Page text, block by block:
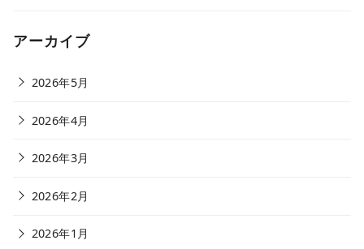
アーカイブ
2026年5月
2026年4月
2026年3月
2026年2月
2026年1月